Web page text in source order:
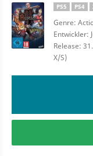
PS5 PS4
Genre:
Entwickler:
Release:
X/S)